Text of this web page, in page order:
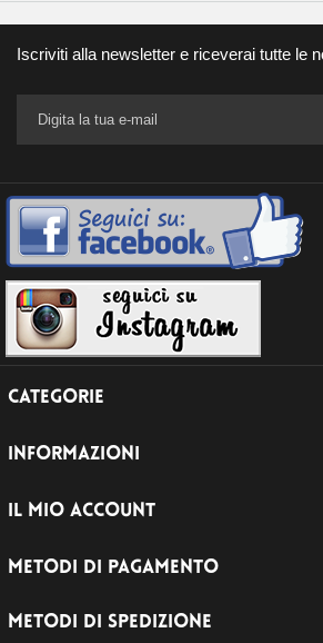
Iscriviti alla newsletter e riceverai tutte le
CATEGORIE
INFORMAZIONI
IL MIO ACCOUNT
METODI DI PAGAMENTO
METODI DI SPEDIZIONE